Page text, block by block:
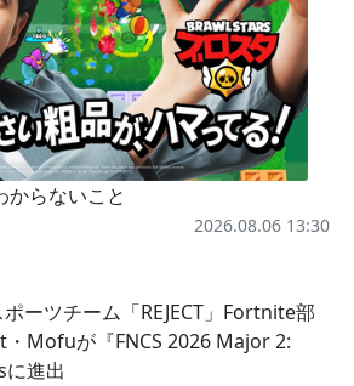
からないこと
2026.08.06 13:30
ポーツチーム「REJECT」Fortnite部
Mofuが『FNCS 2026 Major 2:
進出